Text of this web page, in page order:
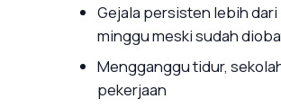
Gejala persisten lebih dari
minggu meski sudah
Mengganggu tidur,
pekerjaan